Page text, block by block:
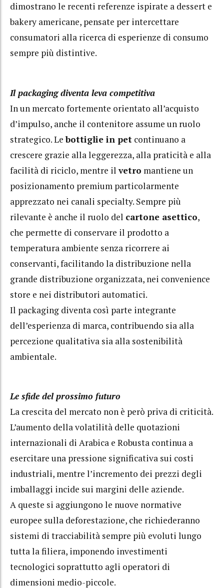
dimostrano le recenti referenze ispirate a dessert e
bakery americane, pensate per intercettare
consumatori alla ricerca di esperienze di consumo
sempre più distintive.
Il packaging diventa leva competitiva
In un mercato fortemente orientato all’acquisto
d’impulso, anche il contenitore assume un ruolo
strategico. Lebottiglie in pet continuano a
crescere grazie alla leggerezza, alla praticità e alla
facilità di riciclo, mentre ilvetro mantiene un
posizionamento premium particolarmente
apprezzato nei canali specialty. Sempre più
rilevante è anche il ruolo del cartone asettico,
che permette di conservare il prodotto a
temperatura ambiente senza ricorrere ai
conservanti, facilitando la distribuzione nella
grande distribuzione organizzata, nei convenience
store e nei distributori automatici.
Il packaging diventa così parte integrante
dell’esperienza di marca, contribuendo sia alla
percezione qualitativa sia alla sostenibilità
ambientale.
Le sfide del prossimo futuro
La crescita del mercato non è però priva di criticità.
L’aumento della volatilità delle quotazioni
internazionali di Arabica e Robusta continua a
esercitare una pressione significativa sui costi
industriali, mentre l’incremento dei prezzi degli
imballaggi incide sui margini delle aziende.
A queste si aggiungono le nuove normative
europee sulla deforestazione, che richiederanno
sistemi di tracciabilità sempre più evoluti lungo
tutta la filiera, imponendo investimenti
tecnologici soprattutto agli operatori di
dimensioni medio-piccole.